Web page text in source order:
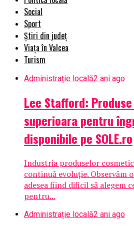
Social
Sport
Știri din județ
Viața în Valcea
Turism
Administrație locală2 ani ago
Lee Stafford:
superioara pentru
disponibile pe SOLE.ro
Industria produselor
continuă evoluție. Observăm
adesea fiind dificil să alegem
pentru...
Administrație locală2 ani ago